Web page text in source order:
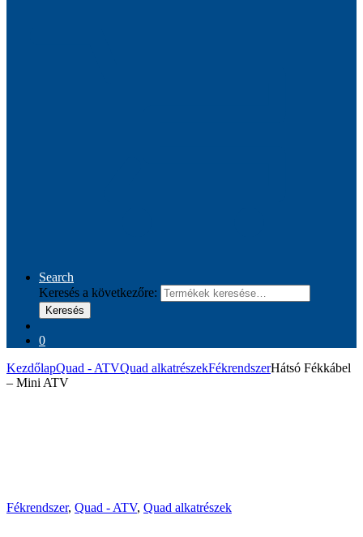
Search
Keresés a következőre:
Keresés
0
KezdőlapQuad - ATVQuad alkatrészekFékrendszerHátsó Fékkábel
– Mini ATV
Fékrendszer, Quad - ATV, Quad alkatrészek